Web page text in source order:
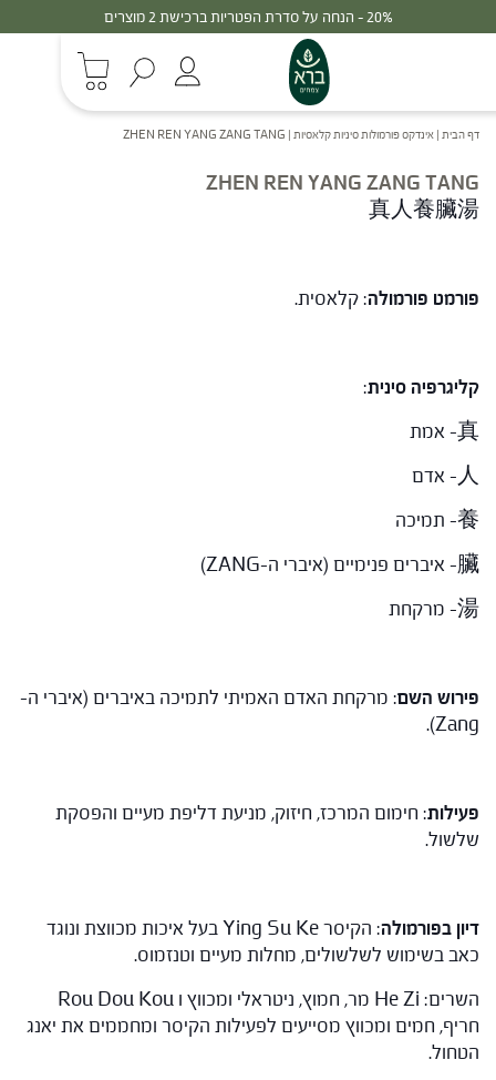
20% - הנחה על סדרת הפטריות ברכישת 2 מוצרים
דף הבית | אינדקס פורמולות סיניות קלאסיות |
ZHEN REN YANG ZANG TANG
ZHEN REN YANG ZANG TANG
真人養臟湯
פורמט פורמולה: קלאסית.
קליגרפיה סינית:
真- אמת
人- אדם
養- תמיכה
臟- איברים פנימיים (איברי ה-ZANG)
湯- מרקחת
פירוש השם: מרקחת האדם האמיתי לתמיכה באיברים (איברי ה-
Zang).
פעילות: חימום המרכז, חיזוק, מניעת דליפת מעיים והפסקת
שלשול.
דיון בפורמולה
: הקיסר Ying Su Ke בעל איכות מכווצת ונוגד
כאב בשימוש לשלשולים, מחלות מעיים וטנזמוס.
השרים: He Zi מר, חמוץ, ניטראלי ומכווץ ו Rou Dou Kou
חריף, חמים ומכווץ מסייעים לפעילות הקיסר ומחממים את יאנג
הטחול.